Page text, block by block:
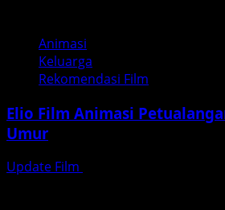
Animasi
Keluarga
Rekomendasi Film
Elio Film Animasi
Umur
Update Film